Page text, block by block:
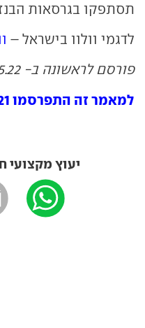
תסתפקו בגרסאות
לדגמי וולוו בישראל –
פורסם לראשונה ב- 08.05.22
למאמר זה התפרסמו 21 תגובות
יעוץ מקצועי